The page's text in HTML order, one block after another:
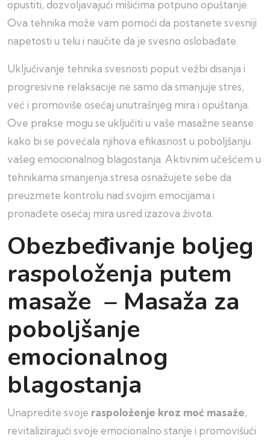
opustiti, dozvoljavajući mišićima potpuno opuštanje.
Ova tehnika može vam pomoći da postanete svesniji
napetosti u telu i naučite da je svesno oslobađate.
Uključivanje tehnika svesnosti poput vežbi disanja i
progresivne relaksacije ne samo da smanjuje stres,
već i promoviše osećaj unutrašnjeg mira i opuštanja.
Ove prakse mogu se uključiti u vaše masažne seanse
kako bi se povećala njihova efikasnost u poboljšanju
vašeg emocionalnog blagostanja. Aktivnim učešćem u
tehnikama smanjenja stresa osnažujete sebe da
preuzmete kontrolu nad svojim emocijama i
pronađete osećaj mira usred izazova života.
Obezbeđivanje boljeg
raspoloženja putem
masaže – Masaža za
poboljšanje
emocionalnog
blagostanja
Unapredite svoje raspoloženje kroz moć masaže,
revitalizirajući svoje emocionalno stanje i promovišući